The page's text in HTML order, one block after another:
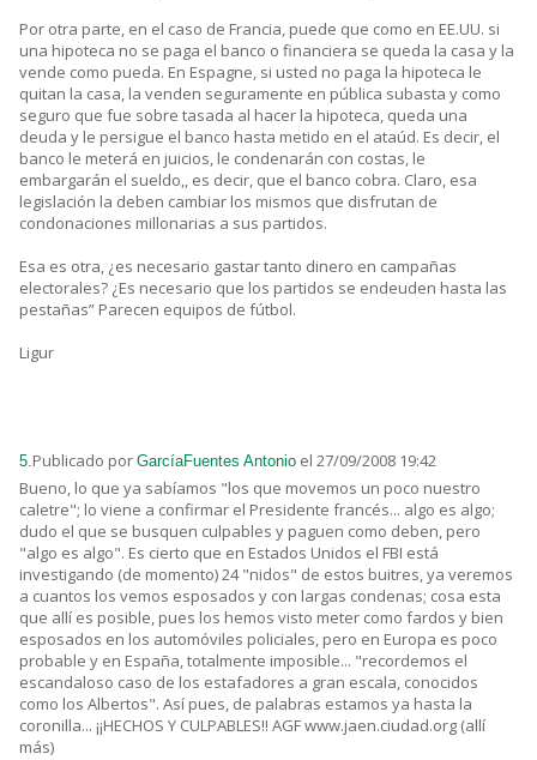
Por otra parte, en el caso de Francia, puede que como en EE.UU. si
una hipoteca no se paga el banco o financiera se queda la casa y la
vende como pueda. En Espagne, si usted no paga la hipoteca le
quitan la casa, la venden seguramente en pública subasta y como
seguro que fue sobre tasada al hacer la hipoteca, queda una
deuda y le persigue el banco hasta metido en el ataúd. Es decir, el
banco le meterá en juicios, le condenarán con costas, le
embargarán el sueldo,, es decir, que el banco cobra. Claro, esa
legislación la deben cambiar los mismos que disfrutan de
condonaciones millonarias a sus partidos.
Esa es otra, ¿es necesario gastar tanto dinero en campañas
electorales? ¿Es necesario que los partidos se endeuden hasta las
pestañas” Parecen equipos de fútbol.
Ligur
5.Publicado por GarcíaFuentes Antonio el 27/09/2008 19:42
Bueno, lo que ya sabíamos "los que movemos un poco nuestro
caletre"; lo viene a confirmar el Presidente francés... algo es algo;
dudo el que se busquen culpables y paguen como deben, pero
"algo es algo". Es cierto que en Estados Unidos el FBI está
investigando (de momento) 24 "nidos" de estos buitres, ya veremos
a cuantos los vemos esposados y con largas condenas; cosa esta
que allí es posible, pues los hemos visto meter como fardos y bien
esposados en los automóviles policiales, pero en Europa es poco
probable y en España, totalmente imposible... "recordemos el
escandaloso caso de los estafadores a gran escala, conocidos
como los Albertos". Así pues, de palabras estamos ya hasta la
coronilla... ¡¡HECHOS Y CULPABLES!! AGF www.jaen.ciudad.org (allí
más)